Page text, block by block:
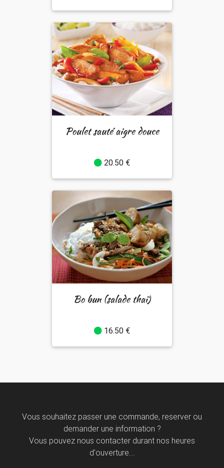
Poulet sauté aigre douce
20.50 €
Bo bun (salade thaï)
16.50 €
Vous souhaitez passer une commande, reserver ou
demander une information ?
Vous pouvez nous contacter durant nos heures
d'ouverture...